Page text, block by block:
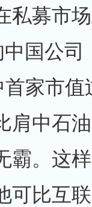
私募市
国公司
家市值
肩中石
霸。这
可比互